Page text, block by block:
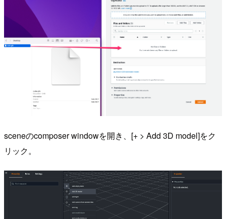
sceneのcomposer windowを開き、[+ > Add 3D model]をク
リック。